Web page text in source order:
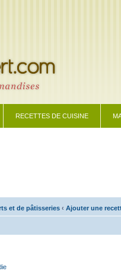
RECETTES DE CUISINE
et de pâtisseries ‹ Ajouter une